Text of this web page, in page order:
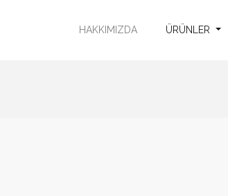
HAKKIMIZDA ÜRÜNLER